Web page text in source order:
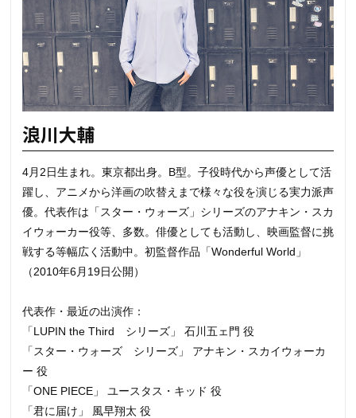
浪川大輔
4月2日生まれ。東京都出身。B型。子役時代から声優として活
躍し、アニメから洋画の吹替えまで様々な役を演じる実力派声
優。代表作は「スター・ウォーズ」シリーズのアナキン・スカ
イウォーカー役等、多数。俳優としても活動し、映画監督に挑
戦する等幅広く活動中。初監督作品「Wonderful World」
（2010年6月19日公開）
代表作・最近の出演作：
「LUPIN the Third シリーズ」 石川五ェ門 役
「スター・ウォーズ シリーズ」 アナキン・スカイウォーカ
ー 役
「ONE PIECE」 ユースタス・キッド 役
「君に届け」 風早翔太 役